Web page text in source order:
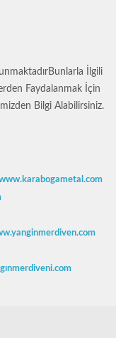
İlgili
Faydalanmak İçin
Bilgi Alabilirsiniz.